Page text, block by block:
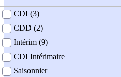
contrat
CDI (3)
CDD (2)
Intérim (9)
CDI Intérimaire
Saisonnier